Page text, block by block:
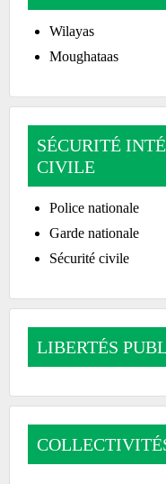
Wilayas
Moughataas
SÉCURITÉ
CIVILE
Police nationale
Garde nationale
Sécurité civile
LIBERTÉS